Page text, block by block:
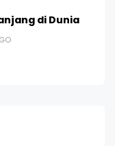
di Dunia